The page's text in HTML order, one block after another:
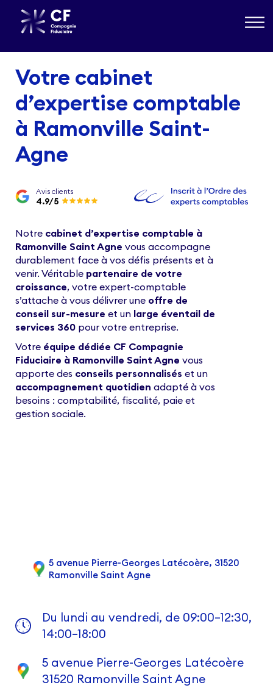
Votre cabinet
d’expertise comptable
à Ramonville Saint-
Agne
Avis clients
4.9/5
Notre cabinet d’expertise comptable à
Ramonville Saint Agne vous accompagne
durablement face à vos défis présents et à
venir. Véritable partenaire de votre
croissance, votre expert-comptable
s’attache à vous délivrer une offre de
conseil sur-mesure et un large éventail de
services 360 pour votre entreprise.
Votre équipe dédiée CF Compagnie
Fiduciaire à Ramonville Saint Agne vous
apporte des conseils personnalisés et un
accompagnement quotidien adapté à vos
besoins : comptabilité, fiscalité, paie et
gestion sociale.
5 avenue Pierre-Georges Latécoère, 31520
Ramonville Saint Agne
Du lundi au vendredi, de 09:00–12:30,
14:00–18:00
5 avenue Pierre-Georges Latécoère
31520 Ramonville Saint Agne